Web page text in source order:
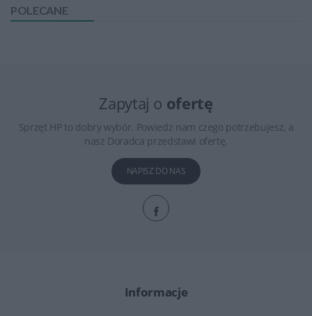
POLECANE
Zapytaj o ofertę
Sprzęt HP to dobry wybór. Powiedz nam czego potrzebujesz, a
nasz Doradca przedstawi ofertę.
NAPISZ DO NAS
Informacje